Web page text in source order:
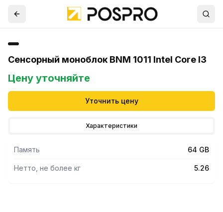
Сенсорный моноблок BNM 1011 Intel Core I3
Цену уточняйте
Уточнить цену
Характеристики
Память 64 GB
Нетто, не более кг 5.26